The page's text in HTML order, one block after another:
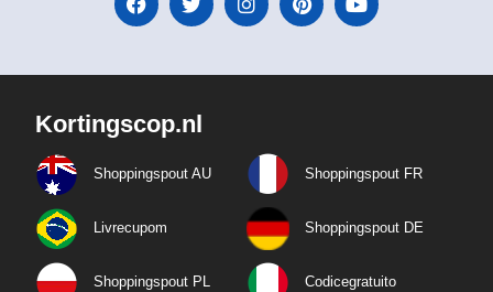
Kortingscop.nl
Shoppingspout AU Shoppingspout FR
Livrecupom Shoppingspout DE
Shoppingspout PL Codicegratuito